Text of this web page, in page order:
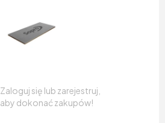
Zaloguj się lub zarejestruj,
aby dokonać zakupów!